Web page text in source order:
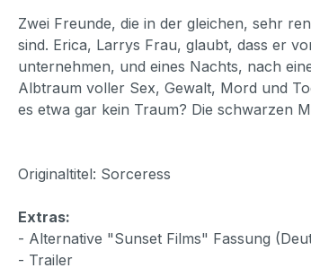
Zwei Freunde, die in der gleichen, sehr
sind. Erica, Larrys Frau, glaubt, dass er
unternehmen, und eines Nachts, nach
Albtraum voller Sex, Gewalt, Mord und
es etwa gar kein Traum? Die schwarzen
Originaltitel: Sorceress
Extras:
- Alternative "Sunset Films" Fassung
- Trailer